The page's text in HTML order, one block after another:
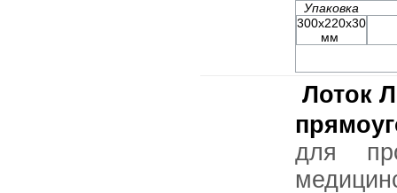
Упаковка
300х220х30
мм
Лоток
для